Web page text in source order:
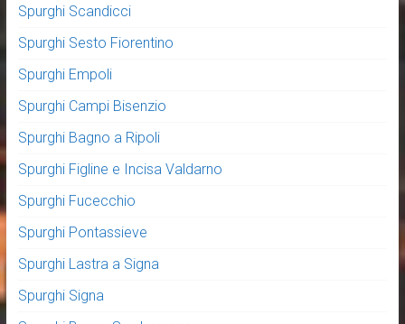
Spurghi Scandicci
Spurghi Sesto Fiorentino
Spurghi Empoli
Spurghi Campi Bisenzio
Spurghi Bagno a Ripoli
Spurghi Figline e Incisa Valdarno
Spurghi Fucecchio
Spurghi Pontassieve
Spurghi Lastra a Signa
Spurghi Signa